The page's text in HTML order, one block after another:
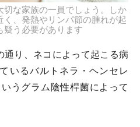
な家族の一員でしょう。しか
く、発熱やリンパ節の腫れが起
疑う必要があります
通り、ネコによって起こる病
いるバルトネラ・ヘンセレ
いうグラム陰性桿菌によって